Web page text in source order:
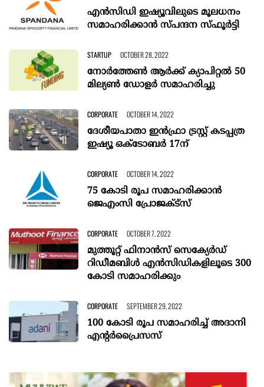
എൻസിഡി ഇഷ്യൂവിലുടെ മൂലധനം
സമാഹരിക്കാൻ സ്പന്ദന സ്ഫൂർട്ടി
STARTUP OCTOBER 28, 2022
നോർത്തേൺ ആർക്ക് ക്യാപിറ്റൽ 50
മില്യൺ ഡോളർ സമാഹരിച്ചു
CORPORATE OCTOBER 14, 2022
ദേശീയപാതാ ഇന്‍ഫ്രാ ട്രസ്റ്റ് കടപ്പത്ര
ഇഷ്യൂ ഒക്ടോബര്‍ 17ന്
CORPORATE OCTOBER 14, 2022
75 കോടി രൂപ സമാഹരിക്കാൻ
ജെഎംസി പ്രോജക്‌ട്‌സ്
CORPORATE OCTOBER 7, 2022
മുത്തൂറ്റ് ഫിനാന്‍സ് സെക്യേര്‍ഡ്
റിഡീമബിള്‍ എന്‍സിഡികളിലൂടെ 300
കോടി സമാഹരിക്കും
CORPORATE SEPTEMBER 29, 2022
100 കോടി രൂപ സമാഹരിച്ച് അദാനി
എന്റർപ്രൈസസ്